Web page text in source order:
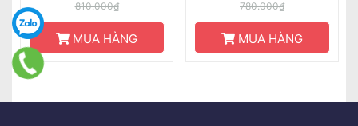
810.000₫
MUA HÀNG
780.000₫
MUA HÀNG